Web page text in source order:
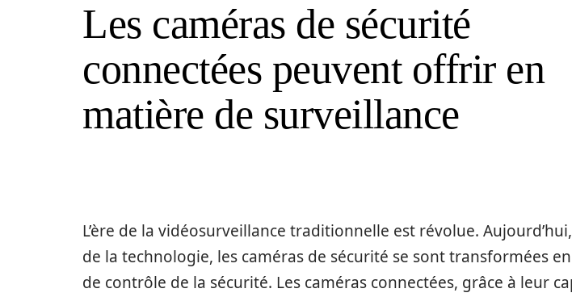
Les caméras de sécurité
connectées peuvent offrir en
matière de surveillance
L’ère de la vidéosurveillance traditionnelle est révolue.
de la technologie, les caméras de sécurité se sont transformées
de contrôle de la sécurité. Les caméras connectées, grâce à leur